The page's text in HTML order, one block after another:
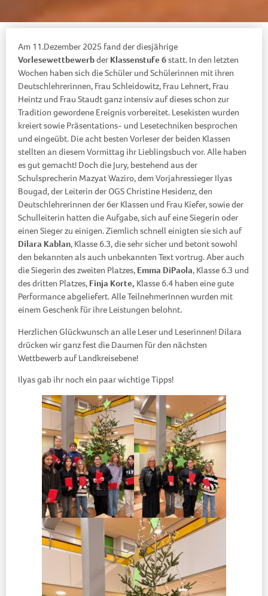
Am 11.Dezember 2025 fand der diesjährige
Vorlesewettbewerbder Klassenstufe 6statt. In den letzten
Wochen haben sich die Schüler und Schülerinnen mit ihren
Deutschlehrerinnen, Frau Schleidowitz, Frau Lehnert, Frau
Heintz und Frau Staudt ganz intensiv auf dieses schon zur
Tradition gewordene Ereignis vorbereitet. Lesekisten wurden
kreiert sowie Präsentations- und Lesetechniken besprochen
und eingeübt. Die acht besten Vorleser der beiden Klassen
stellten an diesem Vormittag ihr Lieblingsbuch vor. Alle haben
es gut gemacht! Doch die Jury, bestehend aus der
Schulsprecherin Mazyat Waziro, dem Vorjahressieger Ilyas
Bougad, der Leiterin der OGS Christine Hesidenz, den
Deutschlehrerinnen der 6er Klassen und Frau Kiefer, sowie der
Schulleiterin hatten die Aufgabe, sich auf eine Siegerin oder
einen Sieger zu einigen. Ziemlich schnell einigten sie sich auf
Dilara Kablan, Klasse 6.3, die sehr sicher und betont sowohl
den bekannten als auch unbekannten Text vortrug. Aber auch
die Siegerin des zweiten Platzes, Emma DiPaola, Klasse 6.3 und
des dritten Platzes, Finja Korte, Klasse 6.4 haben eine gute
Performance abgeliefert. Alle TeilnehmerInnen wurden mit
einem Geschenk für ihre Leistungen belohnt.
Herzlichen Glückwunsch an alle Leser und Leserinnen! Dilara
drücken wir ganz fest die Daumen für den nächsten
Wettbewerb auf Landkreisebene!
Ilyas gab ihr noch ein paar wichtige Tipps!